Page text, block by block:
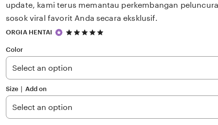
update, kami terus memantau perkembangan
sosok viral favorit Anda secara eksklusif.
ORGIA HENTAI
5
5
stars
Color
Size ∣ Add on